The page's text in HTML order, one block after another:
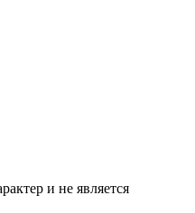
и не является